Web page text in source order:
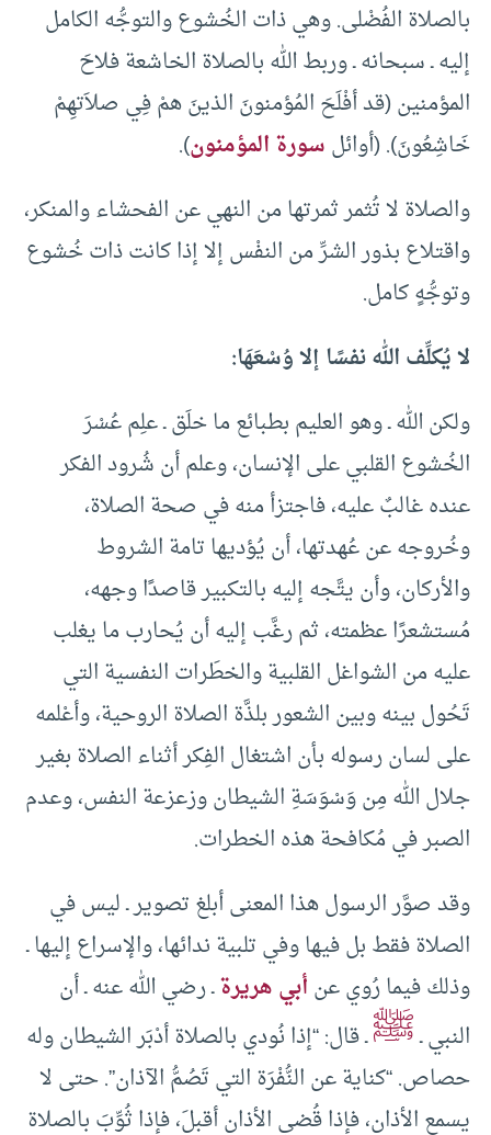
بالصلاة الفُضْلى. وهي ذات الخُشوع والتوجُّه الكامل
إليه ـ سبحانه ـ وربط الله بالصلاة الخاشعة فلاحَ
المؤمنين (قد أفْلَحَ المُؤمنونَ الذينَ همْ فِي صلاَتهِمْ
خَاشِعُونَ). (أوائلسورة المؤمنون).
والصلاة لا تُثمر ثمرتها من النهي عن الفحشاء والمنكر،
واقتلاع بذور الشرِّ من النفْس إلا إذا كانت ذات خُشوع
وتوجُّهٍ كامل.
لا يُكلِّف الله نفسًا إلا وُسْعَهَا:
ولكن الله ـ وهو العليم بطبائع ما خلَق ـ علِم عُسْرَ
الخُشوع القلبي على الإنسان، وعلم أن شُرود الفكر
عنده غالبٌ عليه، فاجتزأ منه في صحة الصلاة،
وخُروجه عن عُهدتها، أن يُؤديها تامة الشروط
والأركان، وأن يتَّجه إليه بالتكبير قاصدًا وجهه،
مُستشعرًا عظمته، ثم رغَّب إليه أن يُحارب ما يغلب
عليه من الشواغل القلبية والخطَرات النفسية التي
تَحُول بينه وبين الشعور بلذَّة الصلاة الروحية، وأعْلمه
على لسان رسوله بأن اشتغال الفِكر أثناء الصلاة بغير
جلال الله مِن وَسْوَسَةِ الشيطان وزعزعة النفس، وعدم
الصبر في مُكافحة هذه الخطرات.
وقد صوَّر الرسول هذا المعنى أبلغ تصوير ـ ليس في
الصلاة فقط بل فيها وفي تلبية ندائها، والإسراع إليها ـ
وذلك فيما رُوي عنأبي هريرةـ رضي الله عنه ـ أن
النبي ـﷺـ قال: “إذا نُودي بالصلاة أدْبَر الشيطان وله
حصاص. “كناية عن النُّفْرَة التي تَصُمُّ الآذان”. حتى لا
يسمع الأذان، فإذا قُضي الأذان أقبلَ، فإذا ثُوِّبَ بالصلاة